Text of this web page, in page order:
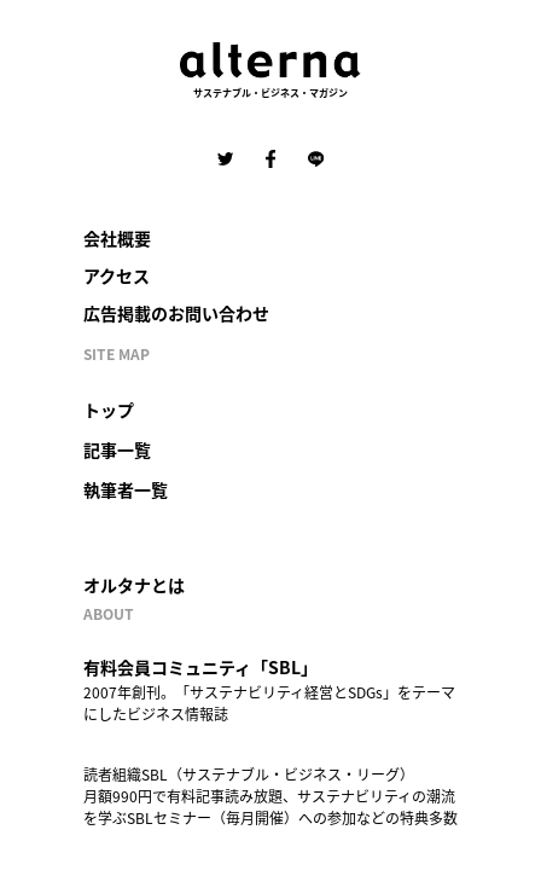
サステナブル・ビジネス・マガジン
会社概要
アクセス
広告掲載のお問い合わせ
SITE MAP
トップ
記事一覧
執筆者一覧
オルタナとは
ABOUT
有料会員コミュニティ「SBL」
2007年創刊。「サステナビリティ経営とSDGs」をテーマ
にしたビジネス情報誌
読者組織SBL（サステナブル・ビジネス・リーグ）
月額990円で有料記事読み放題、サステナビリティの潮流
を学ぶSBLセミナー（毎月開催）への参加などの特典多数